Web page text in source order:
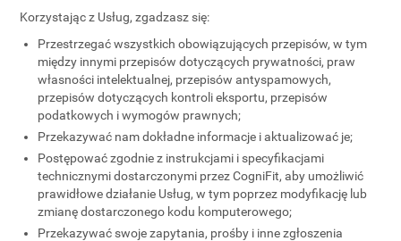
Korzystając z Usług, zgadzasz się:
Przestrzegać wszystkich obowiązujących przepisów, w tym
między innymi przepisów dotyczących prywatności, praw
własności intelektualnej, przepisów antyspamowych,
przepisów dotyczących kontroli eksportu, przepisów
podatkowych i wymogów prawnych;
Przekazywać nam dokładne informacje i aktualizować je;
Postępować zgodnie z instrukcjami i specyfikacjami
technicznymi dostarczonymi przez CogniFit, aby umożliwić
prawidłowe działanie Usług, w tym poprzez modyfikację lub
zmianę dostarczonego kodu komputerowego;
Przekazywać swoje zapytania, prośby i inne zgłoszenia